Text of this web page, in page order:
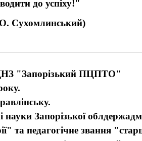
до успіху!"
Сухомлинський)
"Запорізький ПЦПТО"
Запорізької
та педагогічне звання